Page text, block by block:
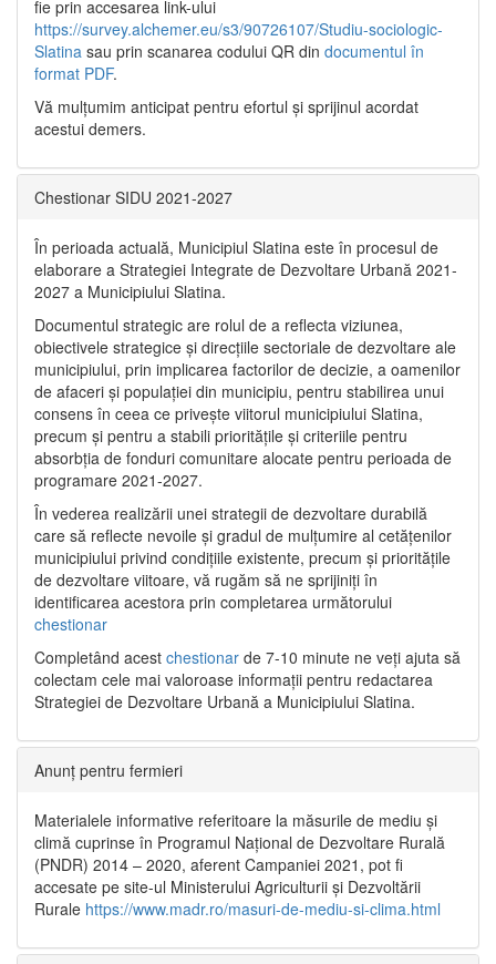
fie prin accesarea link-ului
https://survey.alchemer.eu/s3/90726107/Studiu-sociologic-
Slatina sau prin scanarea codului QR din documentul în
format PDF.
Vă mulţumim anticipat pentru efortul şi sprijinul acordat
acestui demers.
Chestionar SIDU 2021-2027
În perioada actuală, Municipiul Slatina este în procesul de
elaborare a Strategiei Integrate de Dezvoltare Urbană 2021‐
2027 a Municipiului Slatina.
Documentul strategic are rolul de a reflecta viziunea,
obiectivele strategice și direcțiile sectoriale de dezvoltare ale
municipiului, prin implicarea factorilor de decizie, a oamenilor
de afaceri și populației din municipiu, pentru stabilirea unui
consens în ceea ce privește viitorul municipiului Slatina,
precum și pentru a stabili prioritățile și criteriile pentru
absorbția de fonduri comunitare alocate pentru perioada de
programare 2021-2027.
În vederea realizării unei strategii de dezvoltare durabilă
care să reflecte nevoile și gradul de mulțumire al cetățenilor
municipiului privind condițiile existente, precum și prioritățile
de dezvoltare viitoare, vă rugăm să ne sprijiniți în
identificarea acestora prin completarea următorului
chestionar
Completând acest chestionar de 7-10 minute ne veți ajuta să
colectam cele mai valoroase informații pentru redactarea
Strategiei de Dezvoltare Urbană a Municipiului Slatina.
Anunț pentru fermieri
Materialele informative referitoare la măsurile de mediu și
climă cuprinse în Programul Național de Dezvoltare Rurală
(PNDR) 2014 – 2020, aferent Campaniei 2021, pot fi
accesate pe site-ul Ministerului Agriculturii și Dezvoltării
Rurale https://www.madr.ro/masuri-de-mediu-si-clima.html